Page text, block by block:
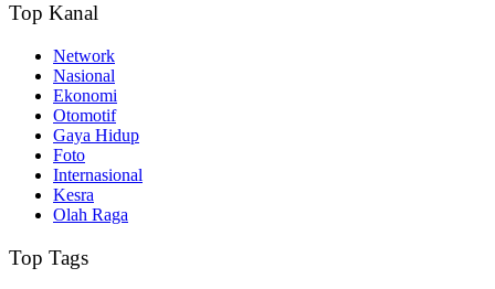
Top Kanal
Network
Nasional
Ekonomi
Otomotif
Gaya Hidup
Foto
Internasional
Kesra
Olah Raga
Top Tags